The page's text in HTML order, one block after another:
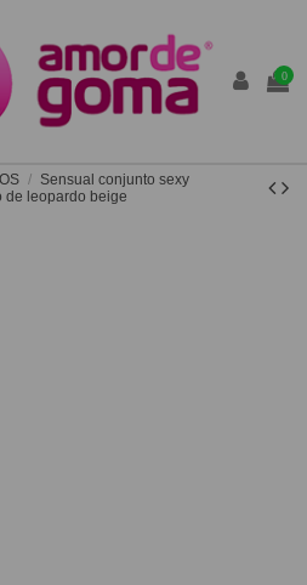
0
Sensual conjunto sexy
de leopardo beige